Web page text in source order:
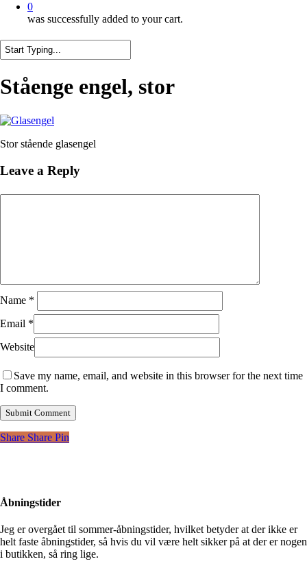
0
was successfully added to your cart.
Search
Ståenge engel, stor
Stor stående glasengel
Leave a Reply
Name *
Email *
Website
Save my name, email, and website in this browser for the next time
I comment.
Share Share Pin
Åbningstider
Jeg er overgået til sommer-åbningstider, hvilket betyder at der ikke er
helt faste åbningstider, så hvis du vil være helt sikker på at der er nogen
i butikken, så ring lige.